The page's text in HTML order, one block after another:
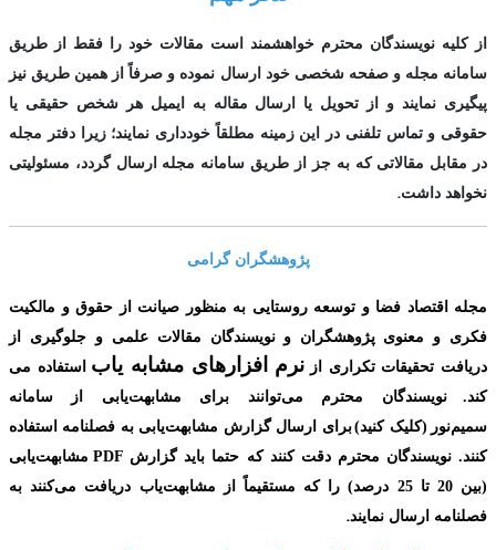
از کلیه نویسندگان محترم خواهشمند است مقالات خود را فقط از طریق
سامانه مجله و صفحه شخصی خود ارسال نموده و صرفاً از همین طریق نیز
پیگیری نمایند و از تحویل یا ارسال مقاله به ایمیل هر شخص حقیقی یا
حقوقی و تماس تلفنی در این زمینه مطلقاً خودداری نمایند؛ زیرا دفتر مجله
در مقابل مقالاتی که به جز از طریق سامانه مجله ارسال گردد، مسئولیتی
نخواهد داشت.
پژوهشگران گرامی
مجله اقتصاد فضا و توسعه روستایی به منظور صیانت از حقوق و مالکیت
فکری و معنوی پژوهشگران و نویسندگان مقالات علمی و جلوگیری از
دریافت تحقیقات تکراری از نرم افزارهای مشابه یاب استفاده می
کند.
نویسندگان محترم می‌توانند برای مشابهت‌یابی از سامانه
سمیم‌نور (کلیک کنید)برای ارسال گزارش مشابهت‌یابی به فصلنامه استفاده
کنند. نویسندگان محترم دقت کنند که حتما باید گزارش PDF مشابهت‌یابی
(بین 20 تا 25 درصد ) را که مستقیماً از مشابهت‌یاب دریافت می‌‌کنند به
فصلنامه ارسال نمایند.